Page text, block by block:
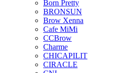
Born Pretty
BRONSUN
Brow Xenna
Cafe MiMi
CCBrow
Charme
CHICAPILIT
CIRACLE